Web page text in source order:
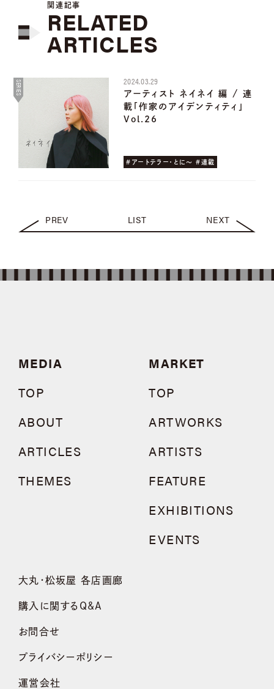
関連記事
RELATED
ARTICLES
SERIES 2024.03.29
アーティスト ネイネイ 編 / 連
載「作家のアイデンティティ」
Vol.26
#アートテラー・とに〜 #連載
PREV LIST NEXT
MEDIA
TOP
ABOUT
ARTICLES
THEMES
MARKET
TOP
ARTWORKS
ARTISTS
FEATURE
EXHIBITIONS
EVENTS
大丸・松坂屋 各店画廊
購入に関するQ&A
お問合せ
プライバシーポリシー
運営会社